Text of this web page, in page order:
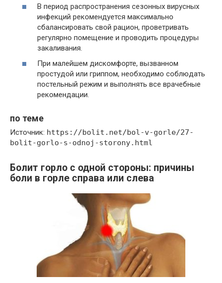
В период распространения сезонных вирусных
инфекций рекомендуется максимально
сбалансировать свой рацион, проветривать
регулярно помещение и проводить процедуры
закаливания.
При малейшем дискомфорте, вызванном
простудой или гриппом, необходимо соблюдать
постельный режим и выполнять все врачебные
рекомендации.
по теме
Источник: https://bolit.net/bol-v-gorle/27-
bolit-gorlo-s-odnoj-storony.html
Болит горло с одной стороны: причины
боли в горле справа или слева